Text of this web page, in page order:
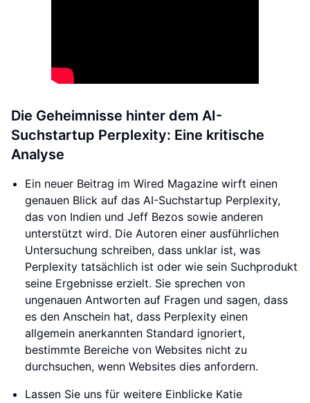
Die Geheimnisse hinter dem AI-
Suchstartup Perplexity: Eine kritische
Analyse
Ein neuer Beitrag im Wired Magazine wirft einen
genauen Blick auf das AI-Suchstartup Perplexity,
das von Indien und Jeff Bezos sowie anderen
unterstützt wird. Die Autoren einer ausführlichen
Untersuchung schreiben, dass unklar ist, was
Perplexity tatsächlich ist oder wie sein Suchprodukt
seine Ergebnisse erzielt. Sie sprechen von
ungenauen Antworten auf Fragen und sagen, dass
es den Anschein hat, dass Perplexity einen
allgemein anerkannten Standard ignoriert,
bestimmte Bereiche von Websites nicht zu
durchsuchen, wenn Websites dies anfordern.
Lassen Sie uns für weitere Einblicke Katie